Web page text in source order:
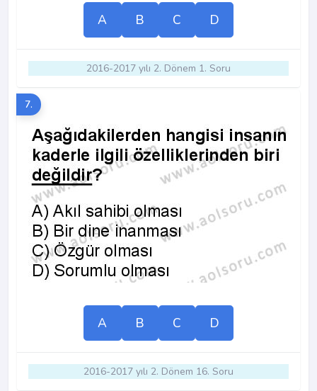
A B C D
2016-2017 yılı 2. Dönem 1. Soru
7.
A B C D
2016-2017 yılı 2. Dönem 16. Soru